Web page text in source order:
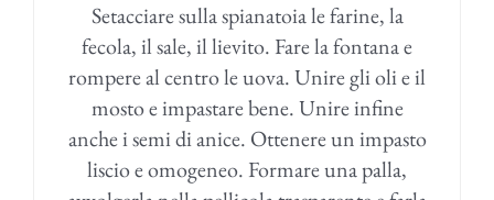
Setacciare sulla spianatoia le farine, la
fecola, il sale, il lievito. Fare la fontana e
rompere al centro le uova. Unire gli oli e il
mosto e impastare bene. Unire infine
anche i semi di anice. Ottenere un impasto
liscio e omogeneo. Formare una palla,